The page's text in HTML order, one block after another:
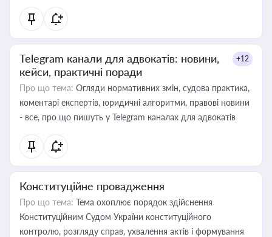
Telegram канали для адвокатів: новини,
кейси, практичні поради
+12
Про що тема: Огляди нормативних змін, судова практика,
коментарі експертів, юридичні алгоритми, правові новини
- все, про що пишуть у Telegram каналах для адвокатів
Конституційне провадження
Про що тема: Тема охоплює порядок здійснення
Конституційним Судом України конституційного
контролю, розгляду справ, ухвалення актів і формування